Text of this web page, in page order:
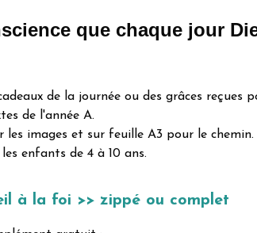
que chaque jour
de la journée ou des grâces reçues
de l'année A.
images et sur feuille A3 pour le chemin.
enfants de 4 à 10 ans.
à la foi >> zippé ou complet